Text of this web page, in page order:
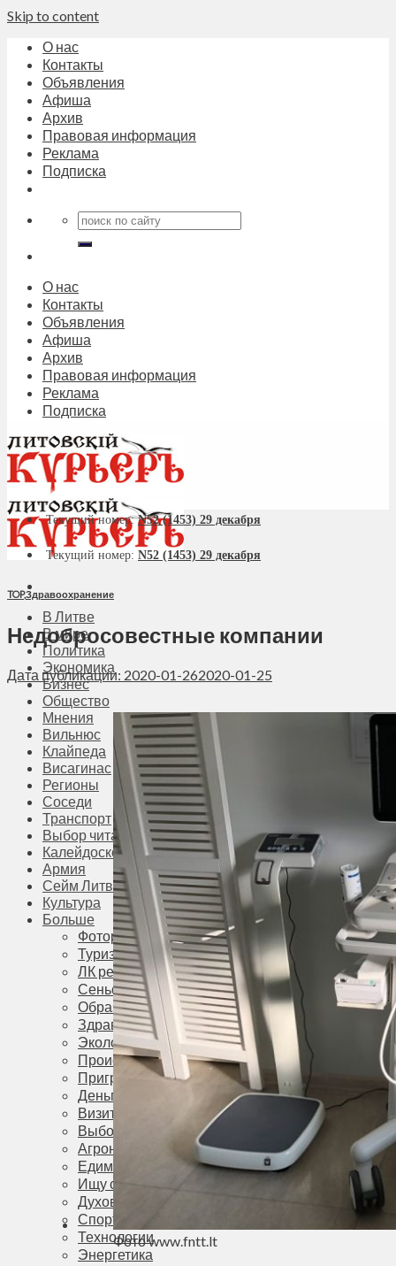
Skip to content
О нас
Контакты
Объявления
Афиша
Архив
Правовая информация
Реклама
Подписка
О нас
Контакты
Объявления
Афиша
Архив
Правовая информация
Реклама
Подписка
В Литве
В мире
Политика
Экономика
Бизнес
Общество
Мнения
Вильнюс
Клайпеда
Висагинас
Регионы
Соседи
Транспорт
Выбор читателей
Калейдоскоп
Армия
Сейм Литвы
Культура
Больше
Фоторепортаж
Туризм
ЛК рекомендует
Сеньорам
Образование
Здравоохранение
Экология
Происшествия
Приграничье
Деньги
Визиты
Выборы
Агроновости
Едим дома
Ищу семью
Духовное пространство
Спорт
Технологии
Энергетика
Текущий номер:N52 (1453) 29 декабря
Текущий номер: N52 (1453) 29 декабря
TOP,Здравоохранение
Недобросовестные компании
Дата публикации: 2020-01-262020-01-25
Фото www.fntt.lt